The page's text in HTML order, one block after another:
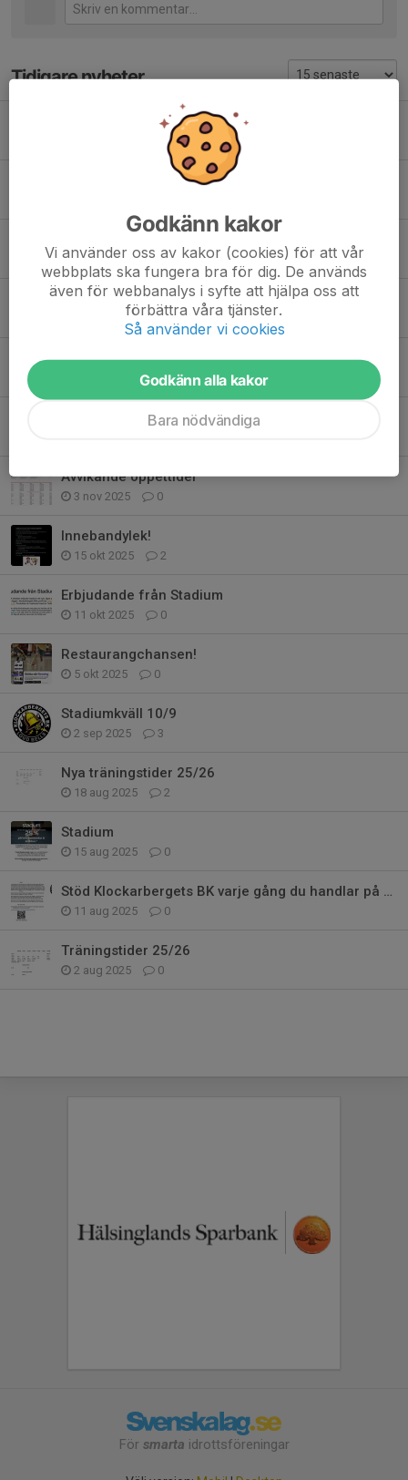
Tidigare nyheter
Varmt välkomna på Klockarbergets BK:s årsmöte!
30 maj, 13:41 0
29 apr, 10:43 0
GOD JUL!
24 dec 2025 0
Träningar i Njurundahallen
Avvikande öppettider
3 nov 2025 0
Innebandylek!
15 okt 2025 2
Erbjudande från Stadium
11 okt 2025 0
Restaurangchansen!
5 okt 2025 0
Stadiumkväll 10/9
2 sep 2025 3
Nya träningstider 25/26
18 aug 2025 2
Stadium
15 aug 2025 0
Stöd Klockarbergets BK varje gång du handlar på Stadium!
11 aug 2025 0
Träningstider 25/26
2 aug 2025 0
För smarta idrottsföreningar
Godkänn kakor
Vi använder oss av kakor (cookies) för att vår
webbplats ska fungera bra för dig. De används
även för webbanalys i syfte att hjälpa oss att
förbättra våra tjänster.
Så använder vi cookies
Godkänn alla kakor
Bara nödvändiga